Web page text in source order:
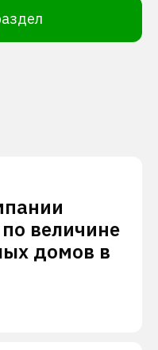
величине
домов в